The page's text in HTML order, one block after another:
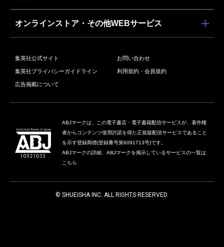
オンラインストア・その他WEBサービス
集英社公式サイト お問い合わせ
集英社プライバシーガイドライン 利用規約・会員規約
広告掲載について
ABJマークは、この電子書店・電子書籍配信サービスが、著作権
者からコンテンツ使用許諾を得た正規版配信サービスであること
を示す登録商標(登録番号第6091713号)です。
ABJマークの詳細、ABJマークを掲示しているサービスの一覧は
こちら
© SHUEISHA INC. ALL RIGHTS RESERVED.